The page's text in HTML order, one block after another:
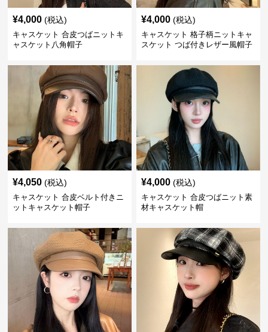
¥4,000 (税込)
キャスケット 合皮つばニットキ
ャスケット八角帽子
¥4,000 (税込)
キャスケット 格子柄ニットキャ
スケット つば付きレザー風帽子
¥4,050 (税込)
キャスケット 合皮ベルト付きニ
ットキャスケット帽子
¥4,000 (税込)
キャスケット 合皮つばニット素
材キャスケット帽